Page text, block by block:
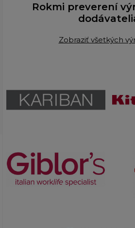
Rokmi preverení
Zobraziť všetkých